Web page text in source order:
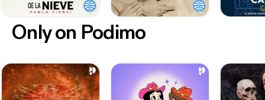
Only on Podimo